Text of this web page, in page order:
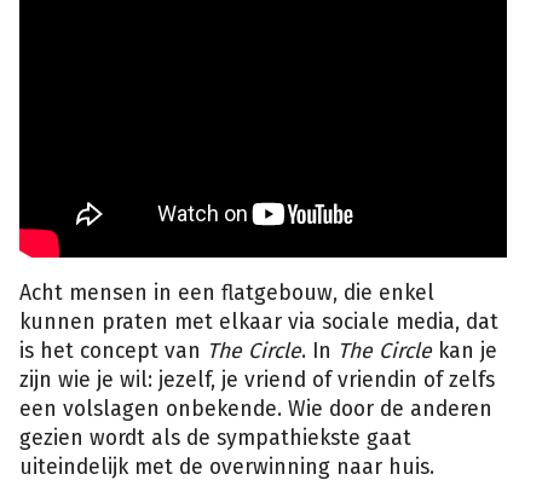
Acht mensen in een flatgebouw, die enkel
kunnen praten met elkaar via sociale media, dat
is het concept van The Circle. In The Circlekan je
zijn wie je wil: jezelf, je vriend of vriendin of zelfs
een volslagen onbekende. Wie door de anderen
gezien wordt als de sympathiekste gaat
uiteindelijk met de overwinning naar huis.